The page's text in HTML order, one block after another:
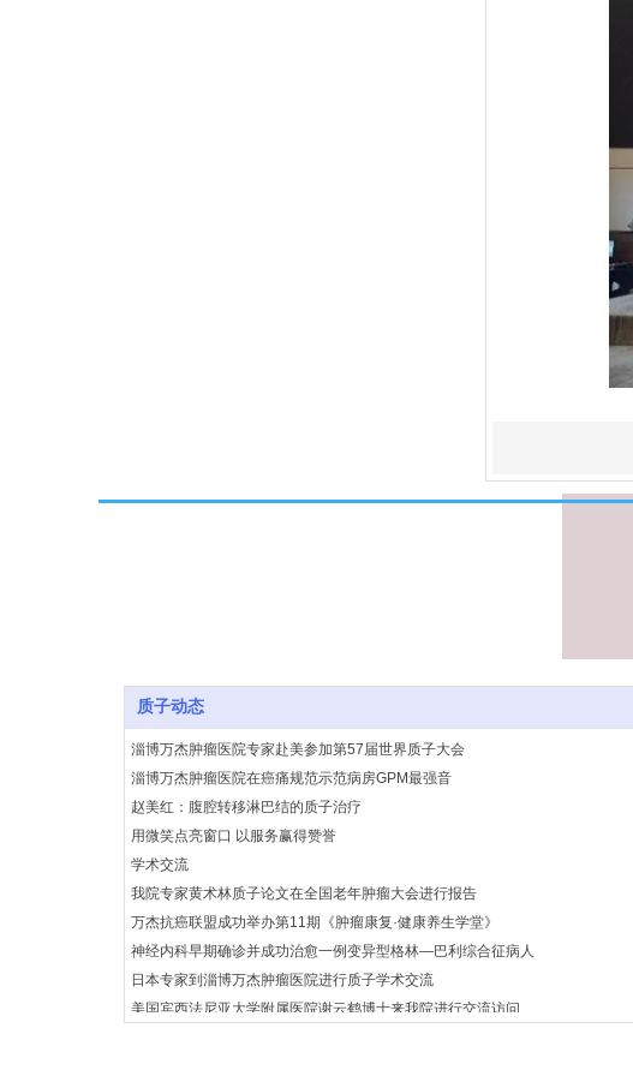
质子动态
淄博万杰肿瘤医院专家赴美参加第57届世界质子大会
淄博万杰肿瘤医院在癌痛规范示范病房GPM最强音
赵美红：腹腔转移淋巴结的质子治疗
用微笑点亮窗口 以服务赢得赞誉
学术交流
我院专家黄术林质子论文在全国老年肿瘤大会进行报告
万杰抗癌联盟成功举办第11期《肿瘤康复·健康养生学堂》
神经内科早期确诊并成功治愈一例变异型格林—巴利综合征病人
日本专家到淄博万杰肿瘤医院进行质子学术交流
美国宾西法尼亚大学附属医院谢云鹤博士来我院进行交流访问